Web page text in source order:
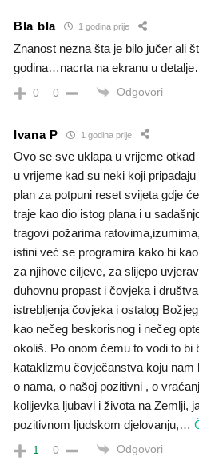
Bla bla 1 godina prije
Znanost nezna šta je bilo jučer ali
godina…nacrta na ekranu u
0 0 Odgovori
Ivana P 1 godina prije
Ovo se sve uklapa u vrijeme
u vrijeme kad su neki koji
plan za potpuni reset svijeta gdje
traje kao dio istog plana i u
tragovi požarima
istini već se programira kako bi
za njihove ciljeve, za slijepo
duhovnu propast i čovjeka i
istrebljenja čovjeka i ostalog
kao nečeg beskorisnog i nečeg
okoliš. Po onom čemu to vodi to bi
kataklizmu čovječanstva koju
o nama, o našoj pozitivni , o
kolijevka ljubavi i života na Zemlji,
pozitivnom ljudskom djelovanju,…
1 0 Odgovori